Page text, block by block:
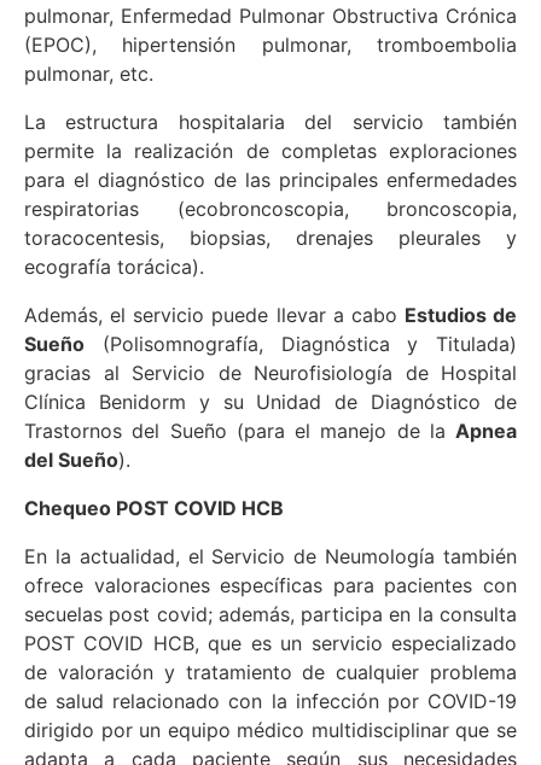
pulmonar, Enfermedad Pulmonar Obstructiva Crónica
(EPOC), hipertensión pulmonar, tromboembolia
pulmonar, etc.
La estructura hospitalaria del servicio también
permite la realización de completas exploraciones
para el diagnóstico de las principales enfermedades
respiratorias (ecobroncoscopia, broncoscopia,
toracocentesis, biopsias, drenajes pleurales y
ecografía torácica).
Además, el servicio puede llevar a cabo Estudios de
Sueño (Polisomnografía, Diagnóstica y Titulada)
gracias al Servicio de Neurofisiología de Hospital
Clínica Benidorm y su Unidad de Diagnóstico de
Trastornos del Sueño (para el manejo de la Apnea
del Sueño).
Chequeo POST COVID HCB
En la actualidad, el Servicio de Neumología también
ofrece valoraciones específicas para pacientes con
secuelas post covid; además, participa en la consulta
POST COVID HCB, que es un servicio especializado
de valoración y tratamiento de cualquier problema
de salud relacionado con la infección por COVID-19
dirigido por un equipo médico multidisciplinar que se
adapta a cada paciente según sus necesidades